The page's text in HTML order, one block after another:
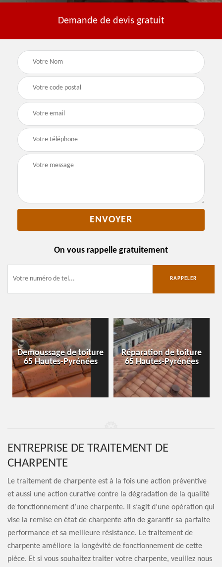
Demande de devis gratuit
On vous rappelle gratuitement
Demoussage de toiture
65 Hautes-Pyrénées
Réparation de toiture
65 Hautes-Pyrénées
ENTREPRISE DE TRAITEMENT DE
CHARPENTE
Le traitement de charpente est à la fois une action préventive
et aussi une action curative contre la dégradation de la qualité
de fonctionnement d’une charpente. Il s’agit d’une opération qui
vise la remise en état de charpente afin de garantir sa parfaite
performance et sa meilleure résistance. Le traitement de
charpente améliore la longévité de fonctionnement de cette
pièce. Et si vous souhaitez traiter votre charpente, veuillez nous